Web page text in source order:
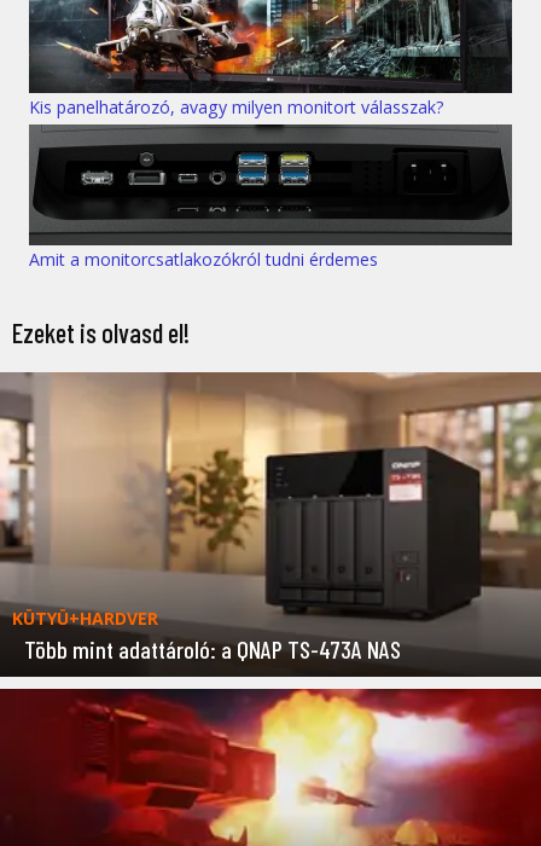
Kis panelhatározó, avagy milyen monitort válasszak?
Amit a monitorcsatlakozókról tudni érdemes
Ezeket is olvasd el!
KÜTYÜ+HARDVER
Több mint adattároló: a QNAP TS-473A NAS